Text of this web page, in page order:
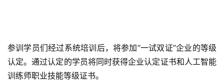
参训学员们经过系统培训后，将参加“一试双证”企业的等级
认定。通过认定的学员将同时获得企业认定证书和人工智能
训练师职业技能等级证书。